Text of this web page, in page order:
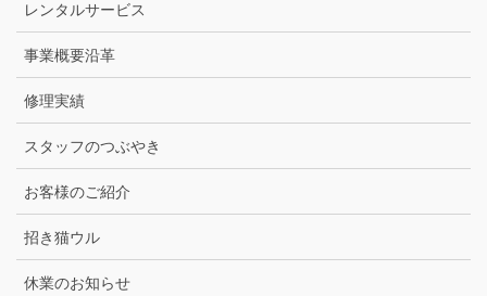
レンタルサービス
事業概要沿革
修理実績
スタッフのつぶやき
お客様のご紹介
招き猫ウル
休業のお知らせ